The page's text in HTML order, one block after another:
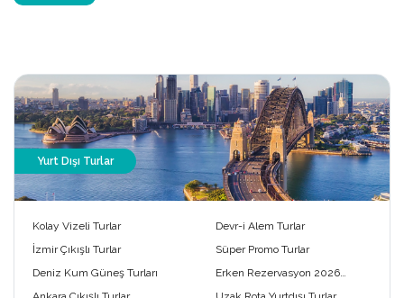
Yurt Dışı Turlar
Kolay Vizeli Turlar
Devr-i Alem Turlar
İzmir Çıkışlı Turlar
Süper Promo Turlar
Deniz Kum Güneş Turları
Erken Rezervasyon 2026